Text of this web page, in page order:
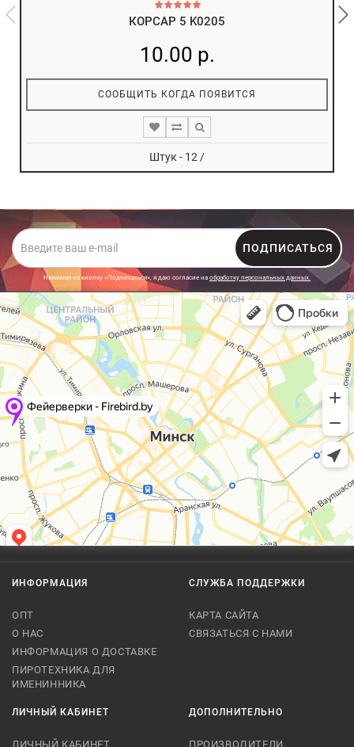
КОРСАР 5 K0205
10.00 р.
СООБЩИТЬ КОГДА ПОЯВИТСЯ
Штук - 12 /
ПОДПИСАТЬСЯ
Нажимая на кнопку «Подписаться», я даю cогласие на обработку персональных данных.
ИНФОРМАЦИЯ
ОПТ
О НАС
ИНФОРМАЦИЯ О ДОСТАВКЕ
ПИРОТЕХНИКА ДЛЯ
ИМЕНИННИКА
СЛУЖБА ПОДДЕРЖКИ
КАРТА САЙТА
СВЯЗАТЬСЯ С НАМИ
ЛИЧНЫЙ КАБИНЕТ
ЛИЧНЫЙ КАБИНЕТ
ДОПОЛНИТЕЛЬНО
ПРОИЗВОДИТЕЛИ